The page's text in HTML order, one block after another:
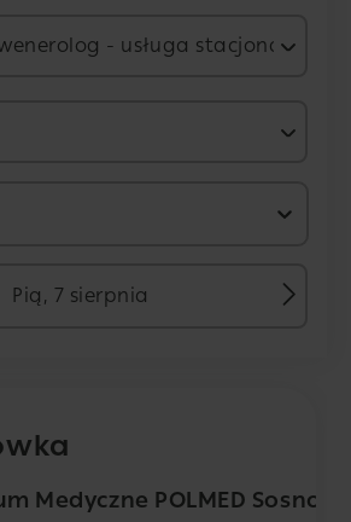
- usługa stacjonarna
Pią, 7 sierpnia
Medyczne POLMED